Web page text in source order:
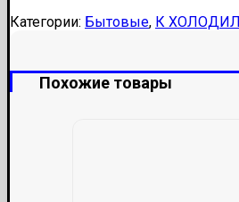
Категории: Бытовые, К
Похожие товары